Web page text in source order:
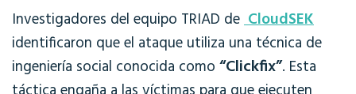
Investigadores del equipo TRIAD deCloudSEK
identificaron que el ataque utiliza una técnica de
ingeniería social conocida como “Clickfix”. Esta